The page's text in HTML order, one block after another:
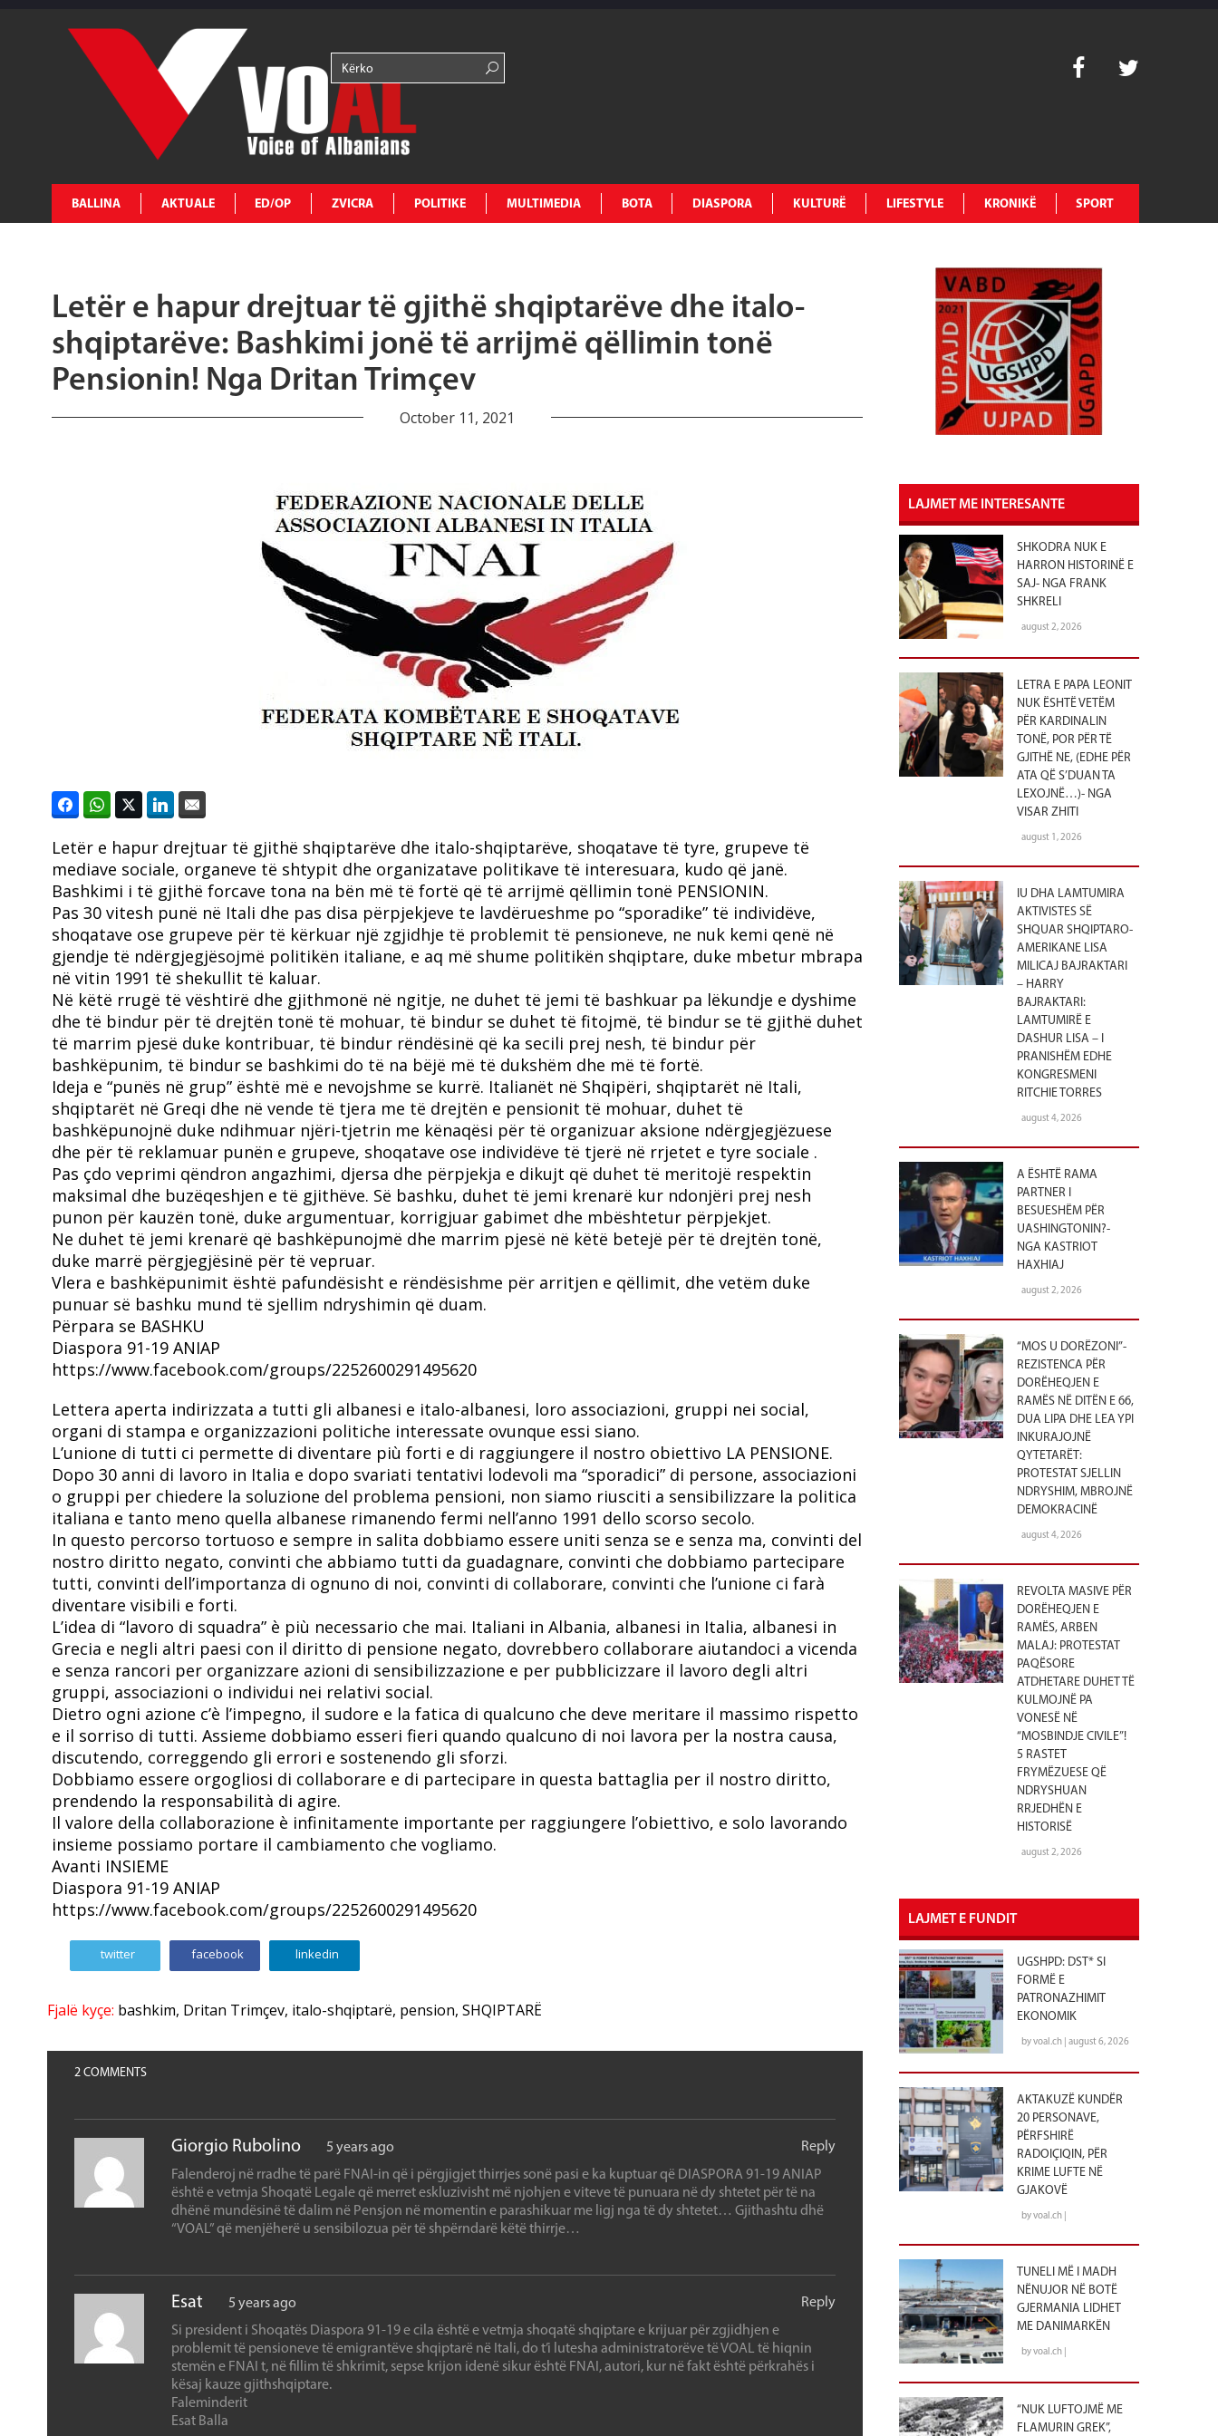
BALLINA AKTUALE ED/OP ZVICRA POLITIKE MULTIMEDIA BOTA DIASPORA KULTURË LIFESTYLE KRONIKË SPORT
Letër e hapur drejtuar të gjithë shqiptarëve dhe italo-
shqiptarëve: Bashkimi jonë të arrijmë qëllimin tonë
Pensionin! Nga Dritan Trimçev
October 11, 2021
Letër e hapur drejtuar të gjithë shqiptarëve dhe italo-shqiptarëve, shoqatave të tyre, grupeve të
mediave sociale, organeve të shtypit dhe organizatave politikave të interesuara, kudo që janë.
Bashkimi i të gjithë forcave tona na bën më të fortë që të arrijmë qëllimin tonë PENSIONIN.
Pas 30 vitesh punë në Itali dhe pas disa përpjekjeve te lavdërueshme po “sporadike” të individëve,
shoqatave ose grupeve për të kërkuar një zgjidhje të problemit të pensioneve, ne nuk kemi qenë në
gjendje të ndërgjegjësojmë politikën italiane, e aq më shume politikën shqiptare, duke mbetur mbrapa
në vitin 1991 të shekullit të kaluar.
Në këtë rrugë të vështirë dhe gjithmonë në ngitje, ne duhet të jemi të bashkuar pa lëkundje e dyshime
dhe të bindur për të drejtën tonë të mohuar, të bindur se duhet të fitojmë, të bindur se të gjithë duhet
të marrim pjesë duke kontribuar, të bindur rëndësinë që ka secili prej nesh, të bindur për
bashkëpunim, të bindur se bashkimi do të na bëjë më të dukshëm dhe më të fortë.
Ideja e “punës në grup” është më e nevojshme se kurrë. Italianët në Shqipëri, shqiptarët në Itali,
shqiptarët në Greqi dhe në vende të tjera me të drejtën e pensionit të mohuar, duhet të
bashkëpunojnë duke ndihmuar njëri-tjetrin me kënaqësi për të organizuar aksione ndërgjegjëzuese
dhe për të reklamuar punën e grupeve, shoqatave ose individëve të tjerë në rrjetet e tyre sociale .
Pas çdo veprimi qëndron angazhimi, djersa dhe përpjekja e dikujt që duhet të meritojë respektin
maksimal dhe buzëqeshjen e të gjithëve. Së bashku, duhet të jemi krenarë kur ndonjëri prej nesh
punon për kauzën tonë, duke argumentuar, korrigjuar gabimet dhe mbështetur përpjekjet.
Ne duhet të jemi krenarë që bashkëpunojmë dhe marrim pjesë në këtë betejë për të drejtën tonë,
duke marrë përgjegjësinë për të vepruar.
Vlera e bashkëpunimit është pafundësisht e rëndësishme për arritjen e qëllimit, dhe vetëm duke
punuar së bashku mund të sjellim ndryshimin që duam.
Përpara se BASHKU
Diaspora 91-19 ANIAP
https://www.facebook.com/groups/2252600291495620
Lettera aperta indirizzata a tutti gli albanesi e italo-albanesi, loro associazioni, gruppi nei social,
organi di stampa e organizzazioni politiche interessate ovunque essi siano.
L’unione di tutti ci permette di diventare più forti e di raggiungere il nostro obiettivo LA PENSIONE.
Dopo 30 anni di lavoro in Italia e dopo svariati tentativi lodevoli ma “sporadici” di persone, associazioni
o gruppi per chiedere la soluzione del problema pensioni, non siamo riusciti a sensibilizzare la politica
italiana e tanto meno quella albanese rimanendo fermi nell’anno 1991 dello scorso secolo.
In questo percorso tortuoso e sempre in salita dobbiamo essere uniti senza se e senza ma, convinti del
nostro diritto negato, convinti che abbiamo tutti da guadagnare, convinti che dobbiamo partecipare
tutti, convinti dell’importanza di ognuno di noi, convinti di collaborare, convinti che l’unione ci farà
diventare visibili e forti.
L’idea di “lavoro di squadra” è più necessario che mai. Italiani in Albania, albanesi in Italia, albanesi in
Grecia e negli altri paesi con il diritto di pensione negato, dovrebbero collaborare aiutandoci a vicenda
e senza rancori per organizzare azioni di sensibilizzazione e per pubblicizzare il lavoro degli altri
gruppi, associazioni o individui nei relativi social.
Dietro ogni azione c’è l’impegno, il sudore e la fatica di qualcuno che deve meritare il massimo rispetto
e il sorriso di tutti. Assieme dobbiamo esseri fieri quando qualcuno di noi lavora per la nostra causa,
discutendo, correggendo gli errori e sostenendo gli sforzi.
Dobbiamo essere orgogliosi di collaborare e di partecipare in questa battaglia per il nostro diritto,
prendendo la responsabilità di agire.
Il valore della collaborazione è infinitamente importante per raggiungere l’obiettivo, e solo lavorando
insieme possiamo portare il cambiamento che vogliamo.
Avanti INSIEME
Diaspora 91-19 ANIAP
https://www.facebook.com/groups/2252600291495620
twitter facebook linkedin
Fjalë kyçe: bashkim, Dritan Trimçev, italo-shqiptarë, pension, SHQIPTARË
2 COMMENTS
Giorgio Rubolino 5 years ago
Reply
Falenderoj në rradhe të parë FNAI-in që i përgjigjet thirrjes sonë pasi e ka kuptuar që DIASPORA 91-19 ANIAP
është e vetmja Shoqatë Legale që merret eskluzivisht më njohjen e viteve të punuara në dy shtetet për të na
dhënë mundësinë të dalim në Pensjon në momentin e parashikuar me ligj nga të dy shtetet… Gjithashtu dhë
“VOAL” që menjëherë u sensibilozua për të shpërndarë këtë thirrje…
Esat 5 years ago
Reply
Si president i Shoqatës Diaspora 91-19 e cila është e vetmja shoqatë shqiptare e krijuar për zgjidhjen e
problemit të pensioneve të emigrantëve shqiptarë në Itali, do t’i lutesha administratorëve të VOAL të hiqnin
stemën e FNAI t, në fillim të shkrimit, sepse krijon idenë sikur është FNAI, autori, kur në fakt është përkrahës i
kësaj kauze gjithshqiptare.
Faleminderit
Esat Balla
LAJMET ME INTERESANTE
SHKODRA NUK E
HARRON HISTORINË E
SAJ- NGA FRANK
SHKRELI
august 2, 2026
LETRA E PAPA LEONIT
NUK ËSHTË VETËM
PËR KARDINALIN
TONË, POR PËR TË
GJITHË NE, (EDHE PËR
ATA QË S’DUAN TA
LEXOJNË…)- NGA
VISAR ZHITI
august 1, 2026
IU DHA LAMTUMIRA
AKTIVISTES SË
SHQUAR SHQIPTARO-
AMERIKANE LISA
MILICAJ BAJRAKTARI
– HARRY
BAJRAKTARI:
LAMTUMIRË E
DASHUR LISA – I
PRANISHËM EDHE
KONGRESMENI
RITCHIE TORRES
august 4, 2026
A ËSHTË RAMA
PARTNER I
BESUESHËM PËR
UASHINGTONIN?-
NGA KASTRIOT
HAXHIAJ
august 2, 2026
“MOS U DORËZONI”-
REZISTENCA PËR
DORËHEQJEN E
RAMËS NË DITËN E 66,
DUA LIPA DHE LEA YPI
INKURAJOJNË
QYTETARËT:
PROTESTAT SJELLIN
NDRYSHIM, MBROJNË
DEMOKRACINË
august 4, 2026
REVOLTA MASIVE PËR
DORËHEQJEN E
RAMËS, ARBEN
MALAJ: PROTESTAT
PAQËSORE
ATDHETARE DUHET TË
KULMOJNË PA
VONESË NË
“MOSBINDJE CIVILE”!
5 RASTET
FRYMËZUESE QË
NDRYSHUAN
RRJEDHËN E
HISTORISË
august 2, 2026
LAJMET E FUNDIT
UGSHPD: DST* SI
FORMË E
PATRONAZHIMIT
EKONOMIK
by voal.ch | august 6, 2026
AKTAKUZË KUNDËR
20 PERSONAVE,
PËRFSHIRË
RADOIÇIQIN, PËR
KRIME LUFTE NË
GJAKOVË
by voal.ch |
TUNELI MË I MADH
NËNUJOR NË BOTË
GJERMANIA LIDHET
ME DANIMARKËN
by voal.ch |
“NUK LUFTOJMË ME
FLAMURIN GREK”,